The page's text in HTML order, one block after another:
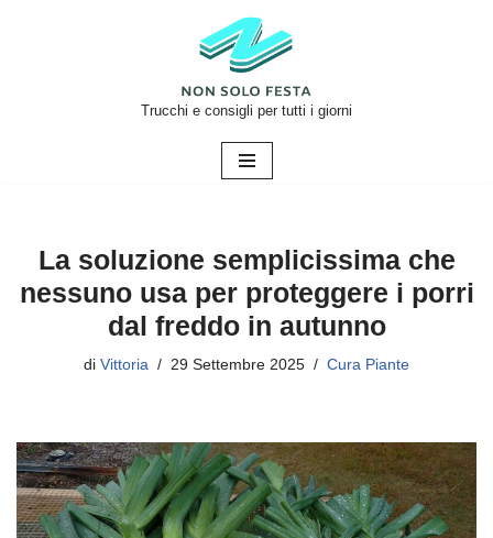
Trucchi e consigli per tutti i giorni
La soluzione semplicissima che
nessuno usa per proteggere i porri
dal freddo in autunno
di Vittoria 29 Settembre 2025 Cura Piante